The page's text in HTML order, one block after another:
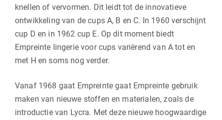
knellen of vervormen. Dit leidt tot de innovatieve
ontwikkeling van de cups A, B en C. In 1960 verschijnt
cup D en in 1962 cup E. Op dit moment biedt
Empreinte lingerie voor cups variërend van A tot en
met H en soms nog verder.
Vanaf 1968 gaat Empreinte gaat Empreinte gebruik
maken van nieuwe stoffen en materialen, zoals de
introductie van Lycra. Met deze nieuwe hoogwaardige